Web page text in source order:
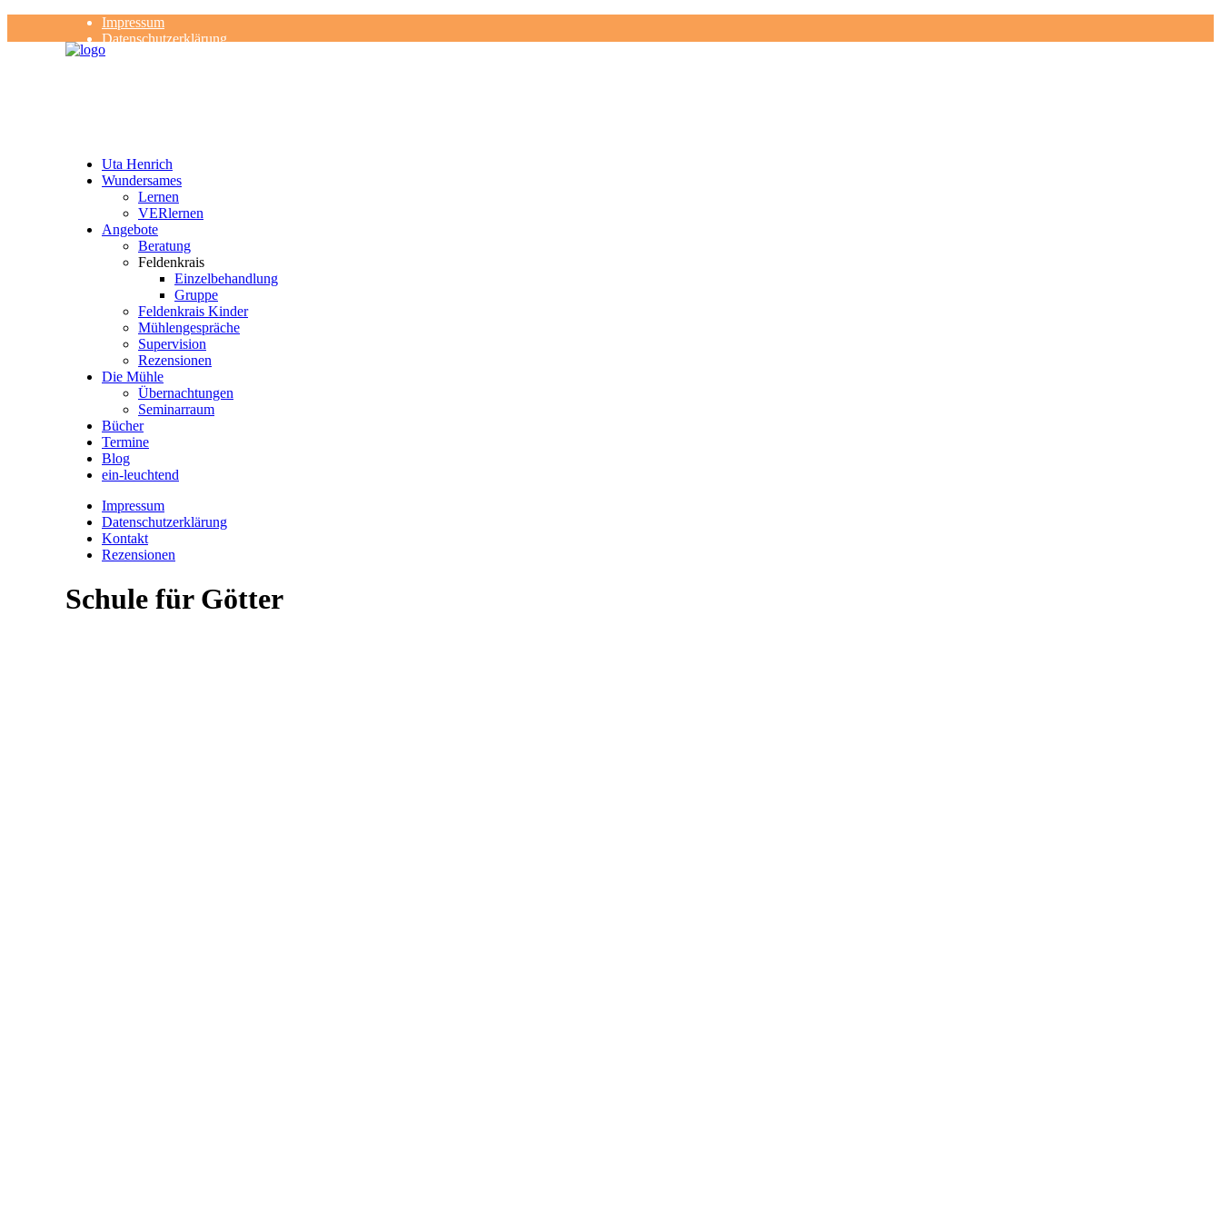
Impressum
Datenschutzerklärung
Kontakt
Uta Henrich
Wundersames
Lernen
VERlernen
Angebote
Beratung
Feldenkrais
Einzelbehandlung
Gruppe
Feldenkrais Kinder
Mühlengespräche
Supervision
Rezensionen
Die Mühle
Übernachtungen
Seminarraum
Bücher
Termine
Blog
ein-leuchtend
Impressum
Datenschutzerklärung
Kontakt
Rezensionen
Schule für Götter